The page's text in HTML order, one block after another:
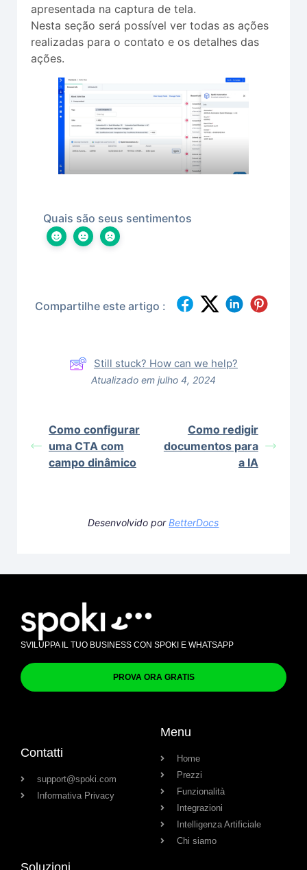
apresentada na captura de tela.
Nesta seção será possível ver todas as ações
realizadas para o contato e os detalhes das
ações.
Quais são seus sentimentos
Compartilhe este artigo :
Still stuck? How can we help?
Atualizado em julho 4, 2024
Como configurar
uma CTA com
campo dinâmico
Como redigir
documentos para
a IA
Desenvolvido porBetterDocs
SVILUPPA IL TUO BUSINESS CON SPOKI E WHATSAPP
PROVA ORA GRATIS
Contatti
support@spoki.com
Informativa Privacy
Menu
Home
Prezzi
Funzionalità
Integrazioni
Intelligenza Artificiale
Chi siamo